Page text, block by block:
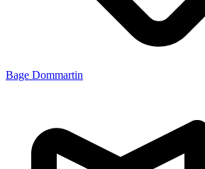
Bage Dommartin